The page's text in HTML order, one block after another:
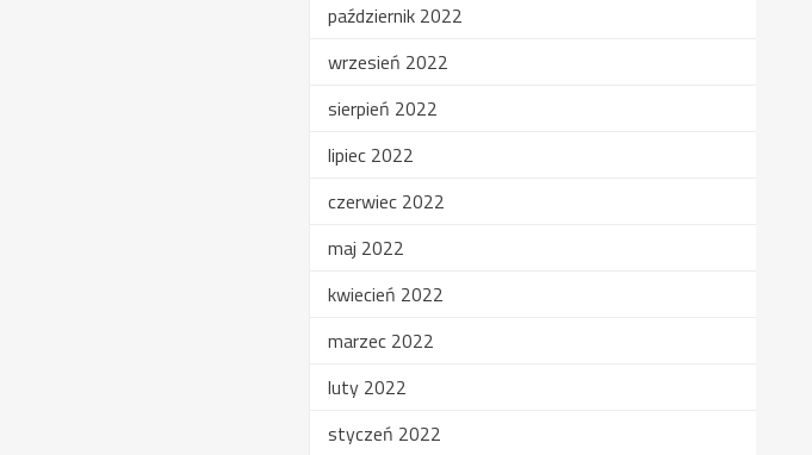
październik 2022
wrzesień 2022
sierpień 2022
lipiec 2022
czerwiec 2022
maj 2022
kwiecień 2022
marzec 2022
luty 2022
styczeń 2022